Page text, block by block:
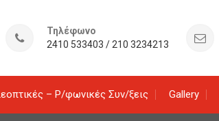
Τηλέφωνο
2410 533403 / 210 3234213
– Ρ/φωνικές Συν/ξεις Gallery